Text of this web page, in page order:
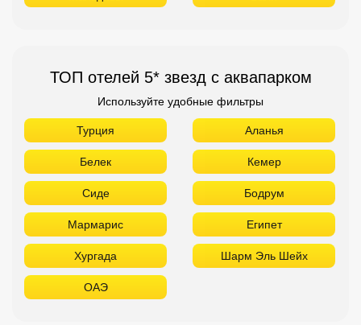
ТОП отелей 5* звезд с аквапарком
Используйте удобные фильтры
Турция Аланья
Белек Кемер
Сиде Бодрум
Мармарис Египет
Хургада Шарм Эль Шейх
ОАЭ